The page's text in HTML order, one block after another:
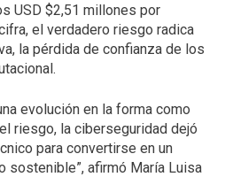
USD $2,51 millones por
el verdadero riesgo radica
la pérdida de confianza de los
evolución en la forma como
riesgo, la ciberseguridad dejó
para convertirse en un
sostenible”, afirmó María Luisa